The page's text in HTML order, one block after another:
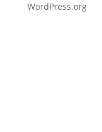
WordPress.org